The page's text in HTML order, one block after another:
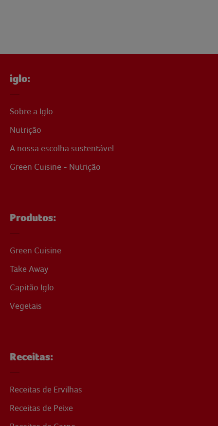
iglo:
Sobre a Iglo
Nutrição
A nossa escolha sustentável
Green Cuisine - Nutrição
Produtos:
Green Cuisine
Take Away
Capitão Iglo
Vegetais
Receitas:
Receitas de Ervilhas
Receitas de Peixe